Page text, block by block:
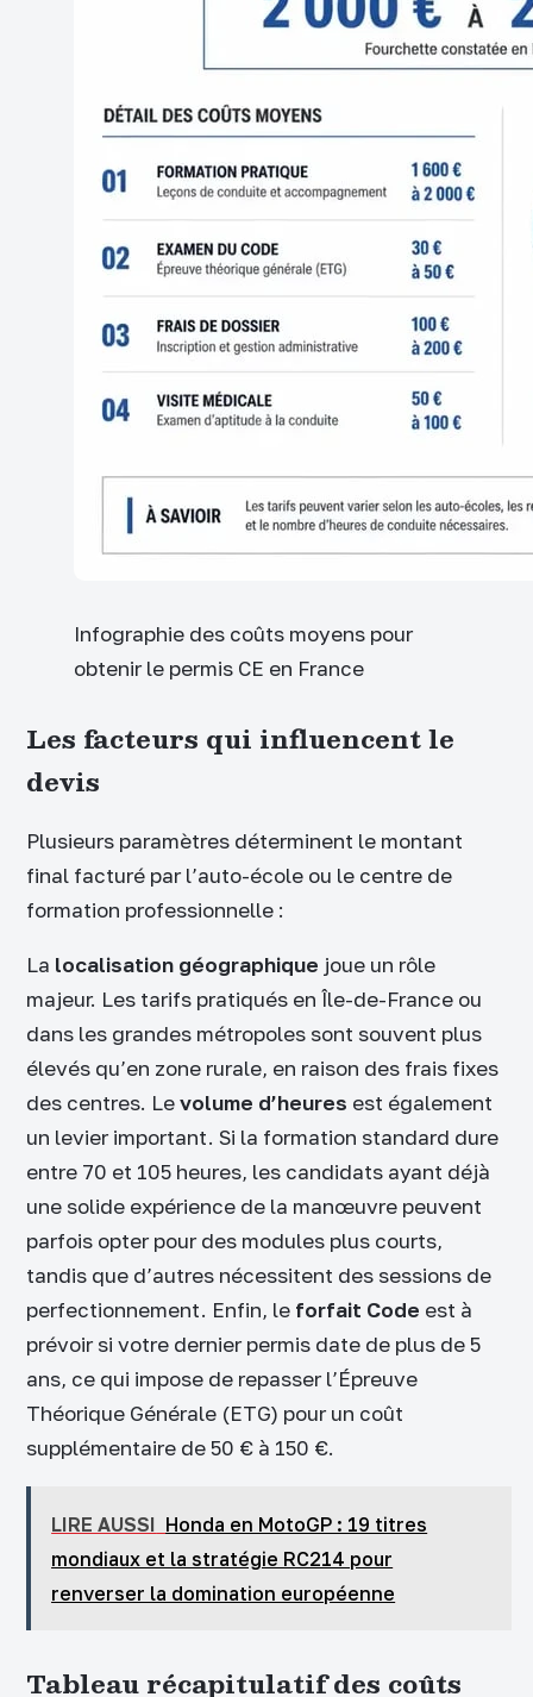
Infographie des coûts moyens pour
obtenir le permis CE en France
Les facteurs qui influencent le
devis
Plusieurs paramètres déterminent le montant
final facturé par l’auto-école ou le centre de
formation professionnelle :
La localisation géographique joue un rôle
majeur. Les tarifs pratiqués en Île-de-France ou
dans les grandes métropoles sont souvent plus
élevés qu’en zone rurale, en raison des frais fixes
des centres. Levolume d’heures est également
un levier important. Si la formation standard dure
entre 70 et 105 heures, les candidats ayant déjà
une solide expérience de la manœuvre peuvent
parfois opter pour des modules plus courts,
tandis que d’autres nécessitent des sessions de
perfectionnement. Enfin, le forfait Code est à
prévoir si votre dernier permis date de plus de 5
ans, ce qui impose de repasser l’Épreuve
Théorique Générale (ETG) pour un coût
supplémentaire de 50 € à 150 €.
LIRE AUSSI Honda en MotoGP : 19 titres
mondiaux et la stratégie RC214 pour
renverser la domination européenne
Tableau récapitulatif des coûts